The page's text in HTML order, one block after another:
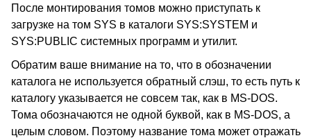
После монтирования томов можно приступать к
загрузке на том SYS в каталоги SYS:SYSTEM и
SYS:PUBLIC системных программ и утилит.
Обратим ваше внимание на то, что в обозначении
каталога не используется обратный слэш, то есть путь к
каталогу указывается не совсем так, как в MS-DOS.
Тома обозначаются не одной буквой, как в MS-DOS, а
целым словом. Поэтому название тома может отражать